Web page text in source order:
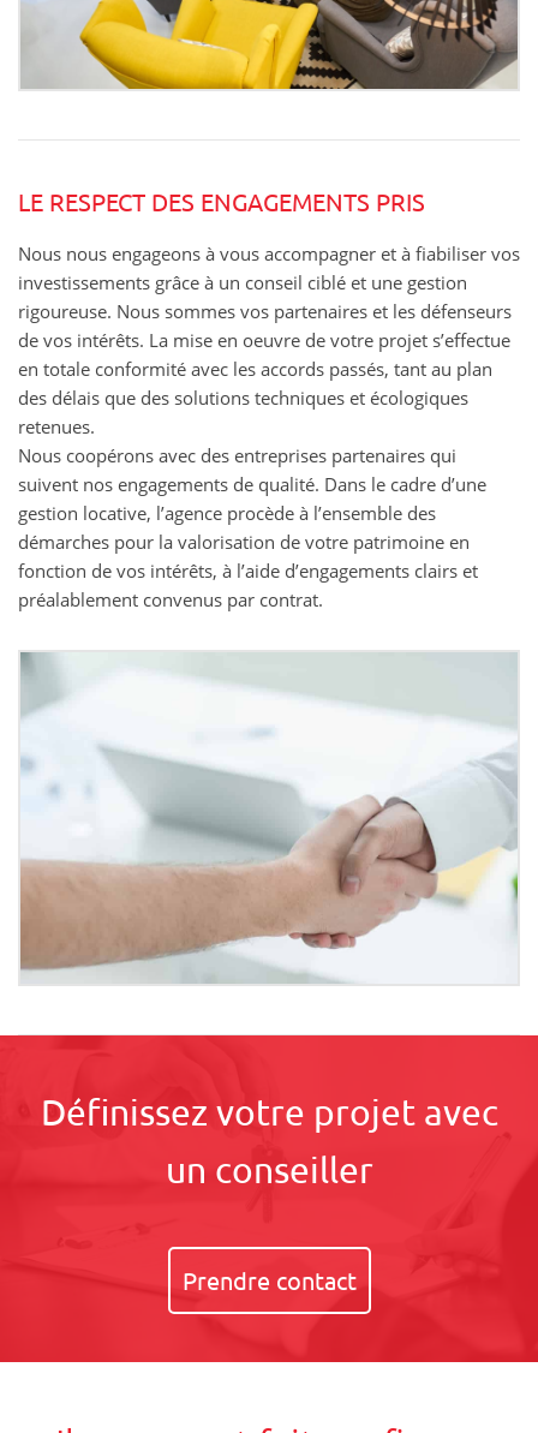
LE RESPECT DES ENGAGEMENTS PRIS
Nous nous engageons à vous accompagner et à fiabiliser vos
investissements grâce à un conseil ciblé et une gestion
rigoureuse. Nous sommes vos partenaires et les défenseurs
de vos intérêts. La mise en oeuvre de votre projet s’effectue
en totale conformité avec les accords passés, tant au plan
des délais que des solutions techniques et écologiques
retenues.
Nous coopérons avec des entreprises partenaires qui
suivent nos engagements de qualité. Dans le cadre d’une
gestion locative, l’agence procède à l’ensemble des
démarches pour la valorisation de votre patrimoine en
fonction de vos intérêts, à l’aide d’engagements clairs et
préalablement convenus par contrat.
Définissez votre projet avec
un conseiller
Prendre contact